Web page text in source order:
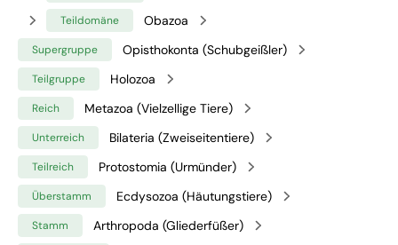
Teildomäne Obazoa
Supergruppe Opisthokonta (Schubgeißler)
Teilgruppe Holozoa
Reich Metazoa (Vielzellige Tiere)
Unterreich Bilateria (Zweiseitentiere)
Teilreich Protostomia (Urmünder)
Überstamm Ecdysozoa (Häutungstiere)
Stamm Arthropoda (Gliederfüßer)